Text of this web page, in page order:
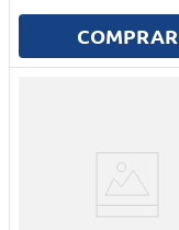
COMPRAR